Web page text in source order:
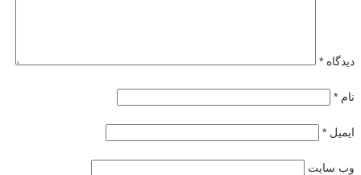
دیدگاه *
نام *
ایمیل *
وب‌ سایت